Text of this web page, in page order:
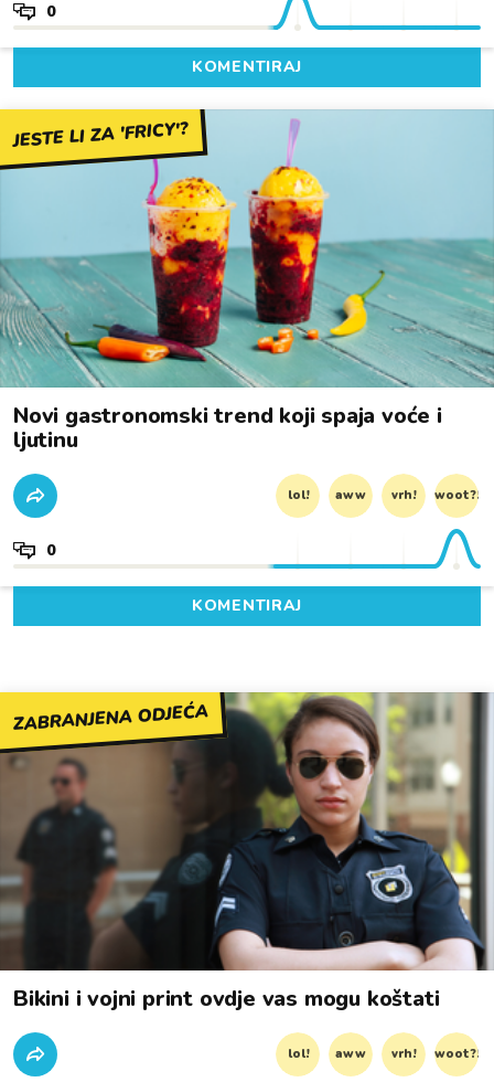
0
KOMENTIRAJ
JESTE LI ZA 'FRICY'?
Novi gastronomski trend koji spaja voće i
ljutinu
lol! aww vrh! woot?!
0
KOMENTIRAJ
ZABRANJENA ODJEĆA
Bikini i vojni print ovdje vas mogu koštati
lol! aww vrh! woot?!